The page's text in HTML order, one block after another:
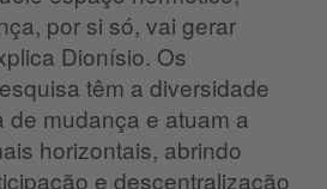
por si só, vai gerar
Dionísio. Os
têm a diversidade
de mudança e atuam a
horizontais, abrindo
e descentralização